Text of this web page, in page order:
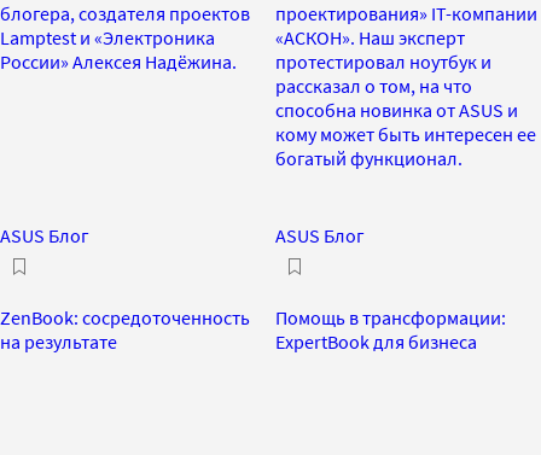
блогера, создателя проектов
Lamptest и «Электроника
России» Алексея Надёжина.
проектирования» IT-компании
«АСКОН». Наш эксперт
протестировал ноутбук и
рассказал о том, на что
способна новинка от ASUS и
кому может быть интересен ее
богатый функционал.
ASUS Блог
ZenBook: cосредоточенность
на результате
ASUS Блог
Помощь в трансформации:
ExpertBook для бизнеса